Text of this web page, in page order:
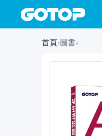
首頁›圖書›